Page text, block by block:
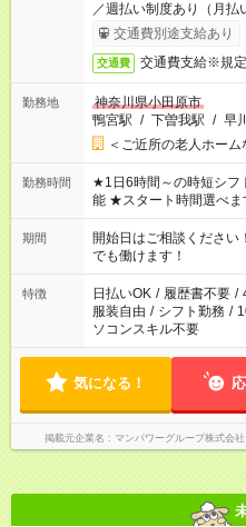
／週払い制度あり（月払
了次第のお支払いとなり
交通費別途支給あり
交通費 交通費支給※規
勤務地
神奈川県小田原市
鴨宮駅 / 下曽我駅 / 早
＜ご近所の老人ホーム
勤務時間
★1日6時間～の時短シフトOK ★もちろんフルタイム
能 ★スタート時間選べま
20:00 など 残業なし！ ※Wワークの場合、他のお仕事と合わせ
週40時間超の就業はご
間以上勤務は社会保険へ
（日雇い派遣の原則禁止
案内が難しい場合があり
期間
開始日はご相談くださ
でも働けます！
特徴 日払いOK / 履歴書不要 /
服装自由 / シフト勤務 /
ソコンスキル不要
気になる！
掲載元企業名 マンパワーグループ株式会